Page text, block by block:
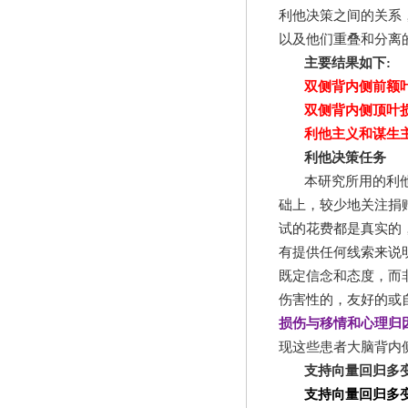
利他决策之间的关系
以及他们重叠和分离
主要结果如下:
双侧背内侧前额
双侧背内侧顶叶
利他主义和谋生
利他决策任务
本研究所用的利
础上，较少地关注捐
试的花费都是真实的
有提供任何线索来说
既定信念和态度，而
伤害性的，友好的或
损伤与移情和心理归
现这些患者大脑背内
支持向量回归多
支持向量回归多